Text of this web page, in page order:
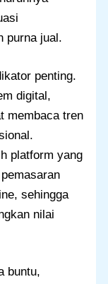
purna jual.
penting.
digital,
membaca tren
platform yang
sehingga
nilai
buntu,